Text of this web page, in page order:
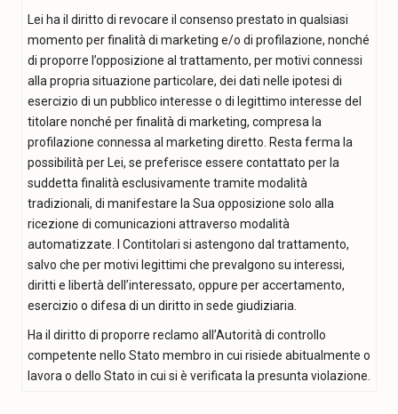
Lei ha il diritto di revocare il consenso prestato in qualsiasi
momento per finalità di marketing e/o di profilazione, nonché
di proporre l’opposizione al trattamento, per motivi connessi
alla propria situazione particolare, dei dati nelle ipotesi di
esercizio di un pubblico interesse o di legittimo interesse del
titolare nonché per finalità di marketing, compresa la
profilazione connessa al marketing diretto. Resta ferma la
possibilità per Lei, se preferisce essere contattato per la
suddetta finalità esclusivamente tramite modalità
tradizionali, di manifestare la Sua opposizione solo alla
ricezione di comunicazioni attraverso modalità
automatizzate. I Contitolari si astengono dal trattamento,
salvo che per motivi legittimi che prevalgono su interessi,
diritti e libertà dell’interessato, oppure per accertamento,
esercizio o difesa di un diritto in sede giudiziaria.
Ha il diritto di proporre reclamo all’Autorità di controllo
competente nello Stato membro in cui risiede abitualmente o
lavora o dello Stato in cui si è verificata la presunta violazione.